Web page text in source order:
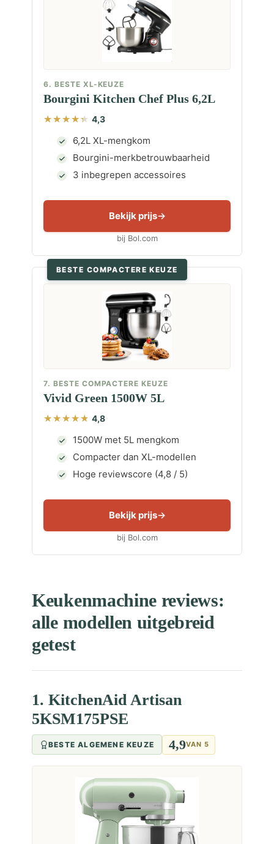
6. BESTE XL-KEUZE
Bourgini Kitchen Chef Plus 6,2L
4,3
6,2L XL-mengkom
Bourgini-merkbetrouwbaarheid
3 inbegrepen accessoires
Bekijk prijs
bij Bol.com
BESTE COMPACTERE KEUZE
7. BESTE COMPACTERE KEUZE
Vivid Green 1500W 5L
4,8
1500W met 5L mengkom
Compacter dan XL-modellen
Hoge reviewscore (4,8 / 5)
Bekijk prijs
bij Bol.com
Keukenmachine reviews:
alle modellen uitgebreid
getest
1. KitchenAid Artisan
5KSM175PSE
BESTE ALGEMENE KEUZE 4,9VAN 5